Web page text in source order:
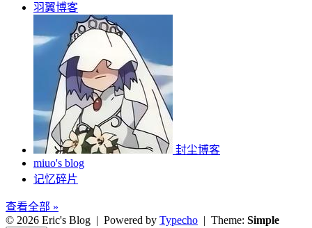
羽翼博客
封尘博客
miuo's blog
记忆碎片
查看全部 »
© 2026 Eric's Blog | Powered by Typecho | Theme: Simple